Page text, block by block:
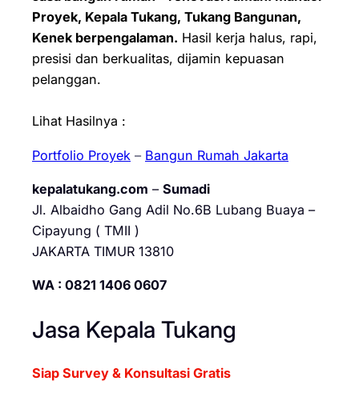
Proyek, Kepala Tukang, Tukang Bangunan,
Kenek berpengalaman. Hasil kerja halus, rapi,
presisi dan berkualitas, dijamin kepuasan
pelanggan.
Lihat Hasilnya :
Portfolio Proyek – Bangun Rumah Jakarta
kepalatukang.com – Sumadi
Jl. Albaidho Gang Adil No.6B Lubang Buaya –
Cipayung ( TMII )
JAKARTA TIMUR 13810
WA : 0821 1406 0607
Jasa Kepala Tukang
Siap Survey & Konsultasi Gratis